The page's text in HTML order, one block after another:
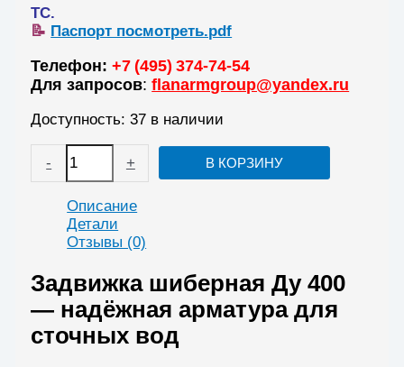
ТС.
📝 Паспорт посмотреть.pdf
Телефон:+7 (495) 374‑74‑54
Для запросов:flanarmgroup@yandex.ru
Доступность: 37 в наличии
-
товара
шиберная
РУ
10/16
ножевого
типа
+ В КОРЗИНУ
Описание
Детали
Отзывы (0)
Задвижка шиберная Ду 400
— надёжная арматура для
сточных вод